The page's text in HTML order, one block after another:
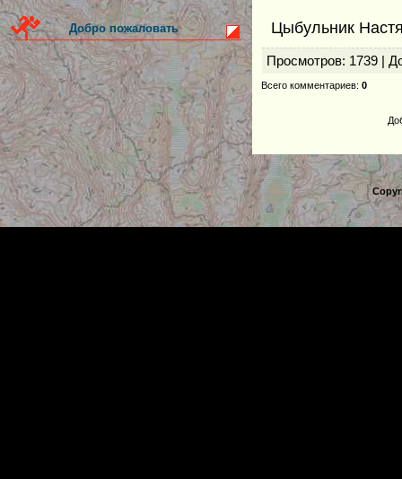
Добро пожаловать Цыбульник
Просмотров: 1739 |
Всего комментариев: 0